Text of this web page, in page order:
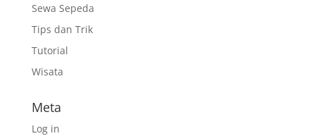
Sewa Sepeda
Tips dan Trik
Tutorial
Wisata
Meta
Log in